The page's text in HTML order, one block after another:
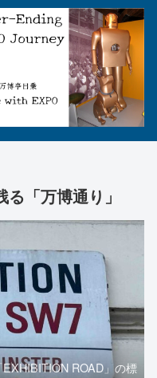
「万博通り」
ROAD」の標